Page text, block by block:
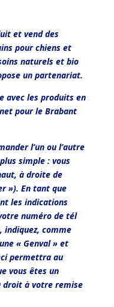
et vend des
pour chiens et
naturels et bio
un partenariat.
avec les produits en
pour le Brabant
l’un ou l’autre
simple : vous
à droite de
»). En tant que
les indications
numéro de tél
comme
« Genval » et
permettra au
vous êtes un
droit à votre remise